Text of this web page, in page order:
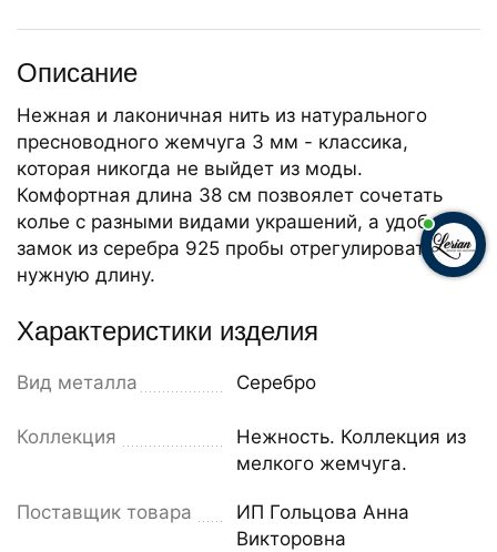
Описание
Нежная и лаконичная нить из натурального
пресноводного жемчуга 3 мм - классика,
которая никогда не выйдет из моды.
Комфортная длина 38 см позвоялет сочетать
колье с разными видами украшений, а удобный
замок из серебра 925 пробы отрегулировать
нужную длину.
Характеристики изделия
Вид металла Серебро
Коллекция
Нежность. Коллекция из
мелкого жемчуга.
Поставщик товара
ИП Гольцова Анна
Викторовна